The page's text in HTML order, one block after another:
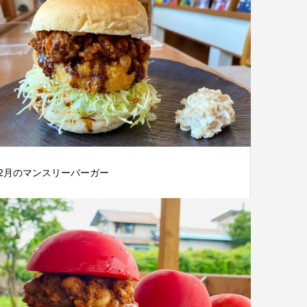
月のマンスリーバーガー